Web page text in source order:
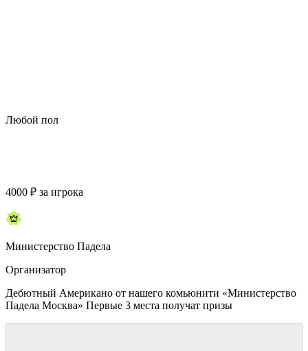
Любой пол
4000 ₽ за игрока
Министерство Падела
Организатор
Дебютный Американо от нашего комьюнити «Министерство
Падела Москва» Первые 3 места получат призы